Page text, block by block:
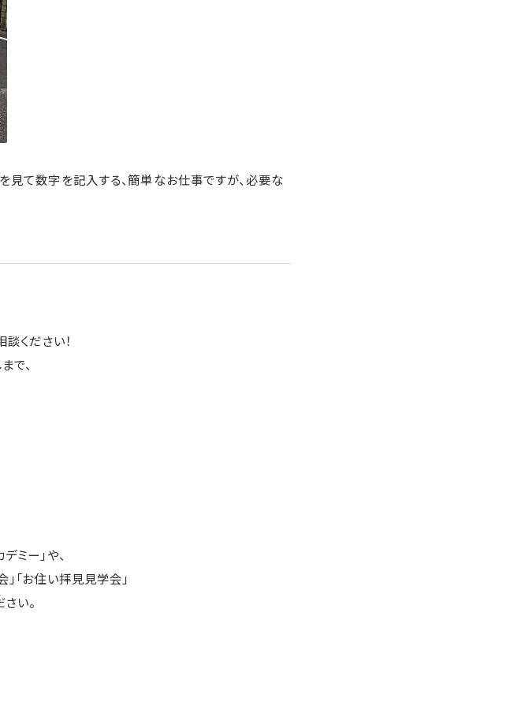
見て数字を記入する、簡単なお仕事ですが、必要な
ください！
で、
ミー」や、
「お住い拝見見学会」
い。